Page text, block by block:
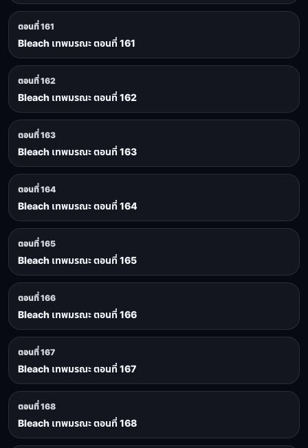
ตอนที่ 161
Bleach เทพมรณะ ตอนที่ 161
ตอนที่ 162
Bleach เทพมรณะ ตอนที่ 162
ตอนที่ 163
Bleach เทพมรณะ ตอนที่ 163
ตอนที่ 164
Bleach เทพมรณะ ตอนที่ 164
ตอนที่ 165
Bleach เทพมรณะ ตอนที่ 165
ตอนที่ 166
Bleach เทพมรณะ ตอนที่ 166
ตอนที่ 167
Bleach เทพมรณะ ตอนที่ 167
ตอนที่ 168
Bleach เทพมรณะ ตอนที่ 168